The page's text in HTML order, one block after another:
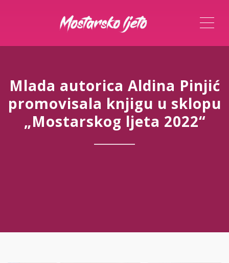
Mlada autorica Aldina Pinjić
promovisala knjigu u sklopu
„Mostarskog ljeta 2022“